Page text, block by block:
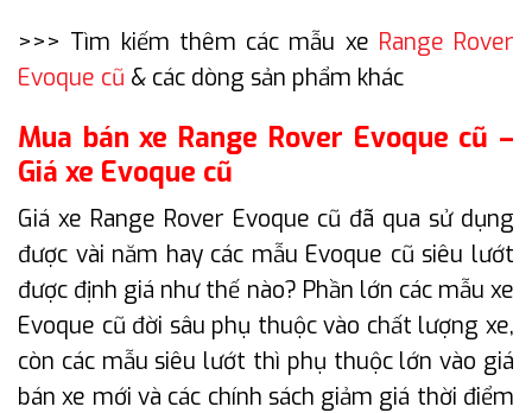
>>> Tìm kiếm thêm các mẫu xe Range Rover
Evoque cũ & các dòng sản phẩm khác
Mua bán xe Range Rover Evoque cũ –
Giá xe Evoque cũ
Giá xe Range Rover Evoque cũ đã qua sử dụng
được vài năm hay các mẫu Evoque cũ siêu lướt
được định giá như thế nào? Phần lớn các mẫu xe
Evoque cũ đời sâu phụ thuộc vào chất lượng xe,
còn các mẫu siêu lướt thì phụ thuộc lớn vào giá
bán xe mới và các chính sách giảm giá thời điểm